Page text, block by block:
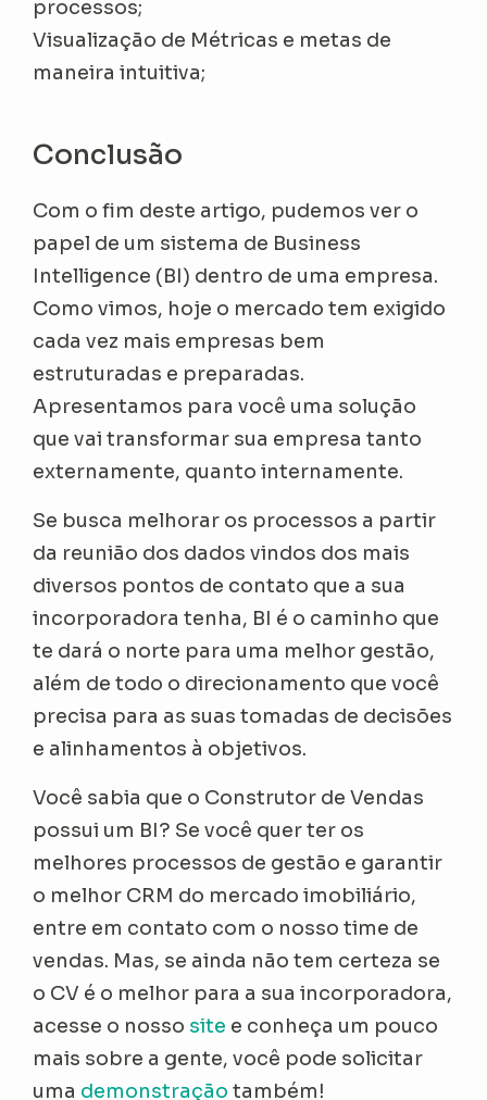
processos;
Visualização de Métricas e metas de
maneira intuitiva;
Conclusão
Com o fim deste artigo, pudemos ver o
papel de um sistema de Business
Intelligence (BI) dentro de uma empresa.
Como vimos, hoje o mercado tem exigido
cada vez mais empresas bem
estruturadas e preparadas.
Apresentamos para você uma solução
que vai transformar sua empresa tanto
externamente, quanto internamente.
Se busca melhorar os processos a partir
da reunião dos dados vindos dos mais
diversos pontos de contato que a sua
incorporadora tenha, BI é o caminho que
te dará o norte para uma melhor gestão,
além de todo o direcionamento que você
precisa para as suas tomadas de decisões
e alinhamentos à objetivos.
Você sabia que o Construtor de Vendas
possui um BI? Se você quer ter os
melhores processos de gestão e garantir
o melhor CRM do mercado imobiliário,
entre em contato com o nosso time de
vendas. Mas, se ainda não tem certeza se
o CV é o melhor para a sua incorporadora,
acesse o nosso site e conheça um pouco
mais sobre a gente, você pode solicitar
uma demonstração também!